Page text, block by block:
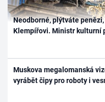
Neodborné, plýtváte
Klempířovi. Ministr kulturní
Muskova megalomanská
vyrábět čipy pro roboty i